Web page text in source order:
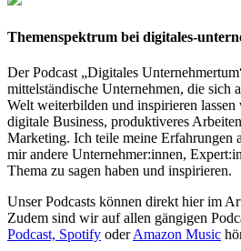
Themenspektrum bei digitales-
Der Podcast „Digitales
mittelständische Unternehmen, die sich
Welt weiterbilden und inspirieren
digitale Business, produktiveres
Marketing. Ich teile meine Erfahrungen
mir andere Unternehmer:innen,
Thema zu sagen haben und inspirieren.
Unser Podcasts können direkt hier im
Zudem sind wir auf allen gängigen
Podcast, Spotify oderAmazon Music